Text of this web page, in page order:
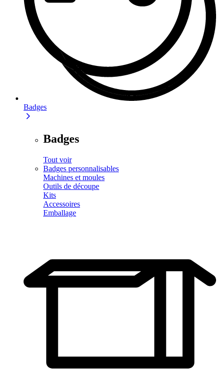
Badges
Badges
Tout voir
Badges personnalisables
Machines et moules
Outils de découpe
Kits
Accessoires
Emballage